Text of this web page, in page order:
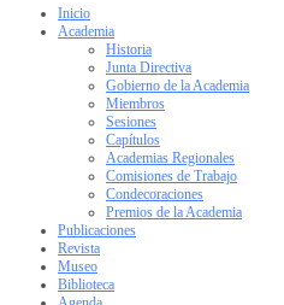
Inicio
Academia
Historia
Junta Directiva
Gobierno de la Academia
Miembros
Sesiones
Capítulos
Academias Regionales
Comisiones de Trabajo
Condecoraciones
Premios de la Academia
Publicaciones
Revista
Museo
Biblioteca